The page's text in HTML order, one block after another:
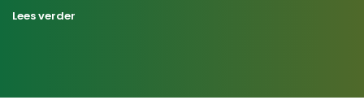
Lees verder